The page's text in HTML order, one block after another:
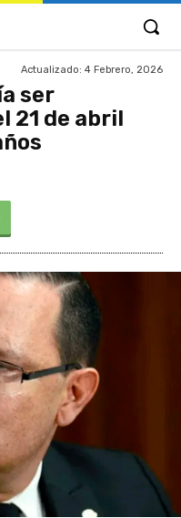
Actualizado: 4 Febrero, 2026
ser
21 de abril